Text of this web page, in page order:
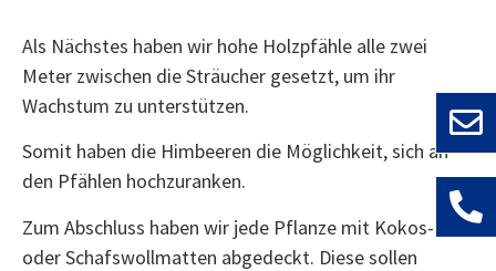
Als Nächstes haben wir hohe Holzpfähle alle zwei
Meter zwischen die Sträucher gesetzt, um ihr
Wachstum zu unterstützen.
Somit haben die Himbeeren die Möglichkeit, sich an
den Pfählen hochzuranken.
Zum Abschluss haben wir jede Pflanze mit Kokos-
oder Schafswollmatten abgedeckt. Diese sollen